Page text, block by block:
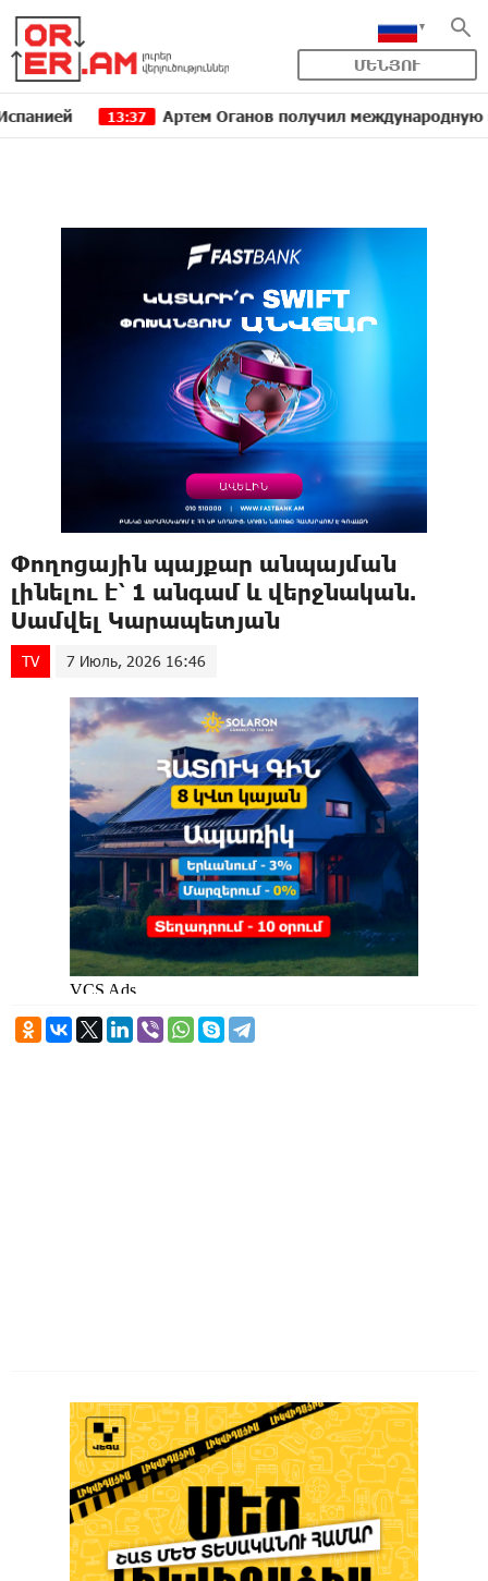
ՄԵՆՅՈՒ
13:37 Артем Оганов получил международную
Փողոցային պայքար անպայման
լինելու է՝ 1 անգամ և վերջնական.
Սամվել Կարապետյան
TV 7 Июль, 2026 16:46